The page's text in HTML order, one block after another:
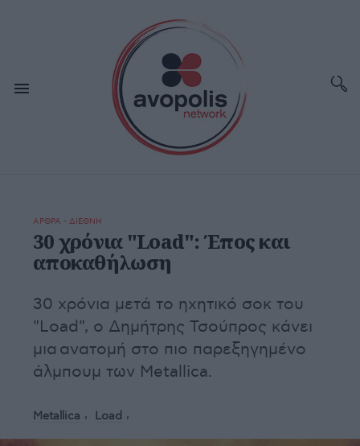
ΑΡΘΡΑ - ΔΙΕΘΝΗ
30 χρόνια "Load": Έπος και
αποκαθήλωση
30 χρόνια μετά το ηχητικό σοκ του
"Load", o Δημήτρης Τσούπρος κάνει
μια ανατομή στο πιο παρεξηγημένο
άλμπουμ των Metallica.
Metallica Load